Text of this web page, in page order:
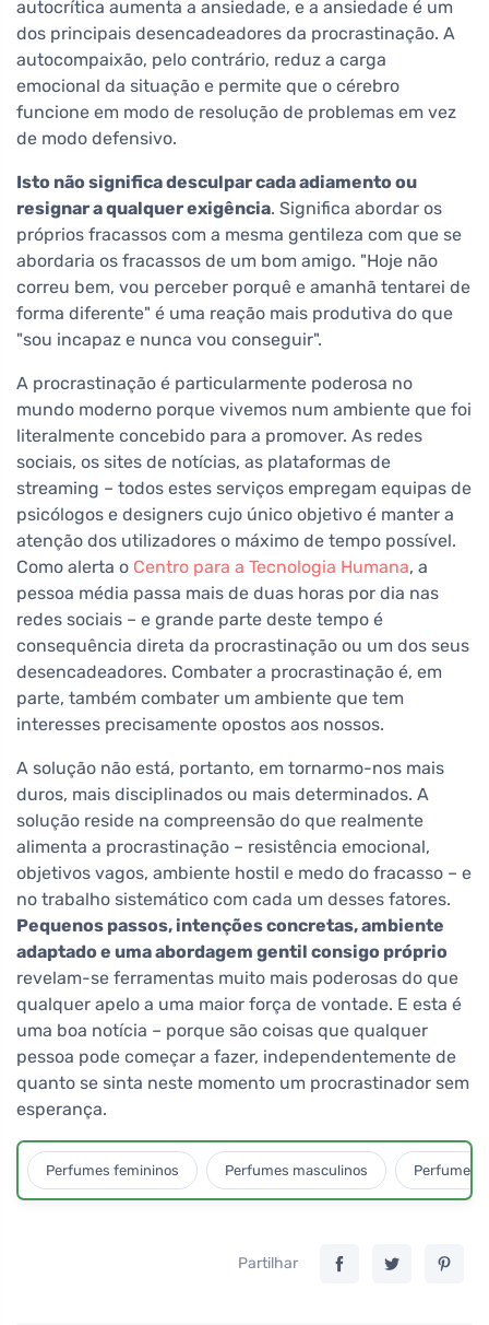
autocrítica aumenta a ansiedade, e a ansiedade é um
dos principais desencadeadores da procrastinação. A
autocompaixão, pelo contrário, reduz a carga
emocional da situação e permite que o cérebro
funcione em modo de resolução de problemas em vez
de modo defensivo.
Isto não significa desculpar cada adiamento ou
resignar a qualquer exigência. Significa abordar os
próprios fracassos com a mesma gentileza com que se
abordaria os fracassos de um bom amigo. "Hoje não
correu bem, vou perceber porquê e amanhã tentarei de
forma diferente" é uma reação mais produtiva do que
"sou incapaz e nunca vou conseguir".
A procrastinação é particularmente poderosa no
mundo moderno porque vivemos num ambiente que foi
literalmente concebido para a promover. As redes
sociais, os sites de notícias, as plataformas de
streaming – todos estes serviços empregam equipas de
psicólogos e designers cujo único objetivo é manter a
atenção dos utilizadores o máximo de tempo possível.
Como alerta o Centro para a Tecnologia Humana, a
pessoa média passa mais de duas horas por dia nas
redes sociais – e grande parte deste tempo é
consequência direta da procrastinação ou um dos seus
desencadeadores. Combater a procrastinação é, em
parte, também combater um ambiente que tem
interesses precisamente opostos aos nossos.
A solução não está, portanto, em tornarmo-nos mais
duros, mais disciplinados ou mais determinados. A
solução reside na compreensão do que realmente
alimenta a procrastinação – resistência emocional,
objetivos vagos, ambiente hostil e medo do fracasso – e
no trabalho sistemático com cada um desses fatores.
Pequenos passos, intenções concretas, ambiente
adaptado e uma abordagem gentil consigo próprio
revelam-se ferramentas muito mais poderosas do que
qualquer apelo a uma maior força de vontade. E esta é
uma boa notícia – porque são coisas que qualquer
pessoa pode começar a fazer, independentemente de
quanto se sinta neste momento um procrastinador sem
esperança.
Perfumes femininos Perfumes masculinos Perfumes
Partilhar